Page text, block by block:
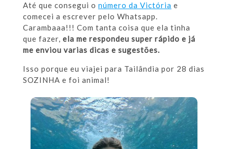
Até que consegui o número da Victória e
comecei a escrever pelo Whatsapp.
Carambaaa!!! Com tanta coisa que ela tinha
que fazer, ela me respondeu super rápido e já
me enviou varias dicas e sugestões.
Isso porque eu viajei para Tailândia por 28 dias
SOZINHA e foi animal!